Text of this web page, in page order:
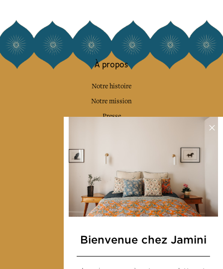
À propos
Notre histoire
Notre mission
Presse
Collections
Déco & Linge de maison
Linge de table
Sacs & pochettes
Services
Bienvenue chez Jamini